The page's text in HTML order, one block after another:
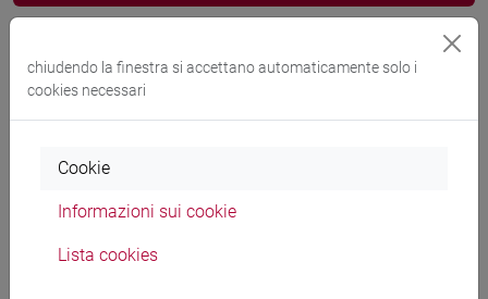
Docenti
DEL BARRIO DE LA ROSA Florencio
Lezione
chiudendo la finestra si accettano automaticamente solo i
cookies necessari
Cookie
Informazioni sui cookie
Lista cookies